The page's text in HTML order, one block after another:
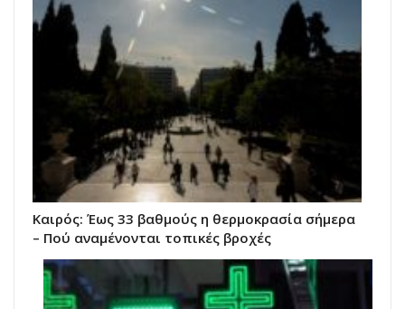
Καιρός: Έως 33 βαθμούς η θερμοκρασία σήμερα
– Πού αναμένονται τοπικές βροχές